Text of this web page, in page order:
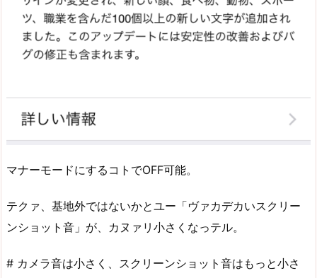
マナーモードにするコトでOFF可能。
テクァ、基地外ではないかとユー「ヴァカデカいスクリー
ンショット音」が、カヌァリ小さくなっテル。
# カメラ音は小さく、スクリーンショット音はもっと小さ